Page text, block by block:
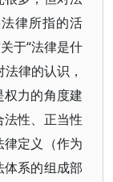
律所指的活
于“法律是什
律的认识，
力的角度建
性、正当性
定义（作为
系的组成部